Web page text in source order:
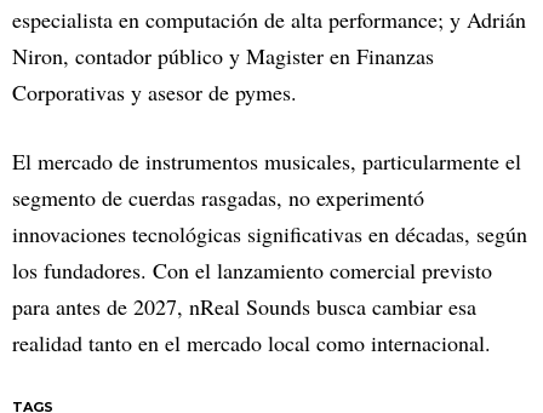
especialista en computación de alta performance; y Adrián
Niron, contador público y Magister en Finanzas
Corporativas y asesor de pymes.
El mercado de instrumentos musicales, particularmente el
segmento de cuerdas rasgadas, no experimentó
innovaciones tecnológicas significativas en décadas, según
los fundadores. Con el lanzamiento comercial previsto
para antes de 2027, nReal Sounds busca cambiar esa
realidad tanto en el mercado local como internacional.
TAGS